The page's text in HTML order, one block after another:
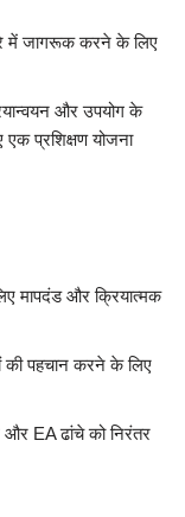
में जागरूक करने के लिए
और उपयोग के
प्रशिक्षण योजना
मापदंड और क्रियात्मक
की पहचान करने के लिए
और EA ढांचे को निरंतर